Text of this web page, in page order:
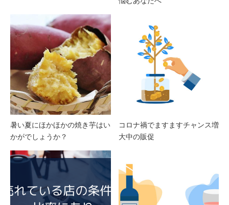
暑い夏にほかほかの焼き芋はい
かがでしょうか？
コロナ禍でますますチャンス増
大中の販促